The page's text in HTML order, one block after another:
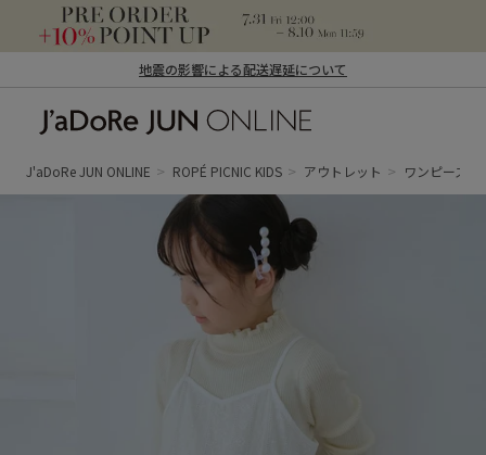
地震の影響による配送遅延について
ン オンライン）
J'aDoRe JUN ONLINE ROPÉ PICNIC KIDS アウトレット ワンピース